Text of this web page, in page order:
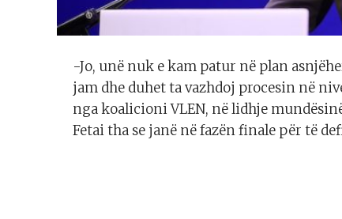
-Jo, unë nuk e kam patur në plan
jam dhe duhet ta vazhdoj procesin në
nga koalicioni VLEN, në lidhje
Fetai tha se janë në fazën finale për të